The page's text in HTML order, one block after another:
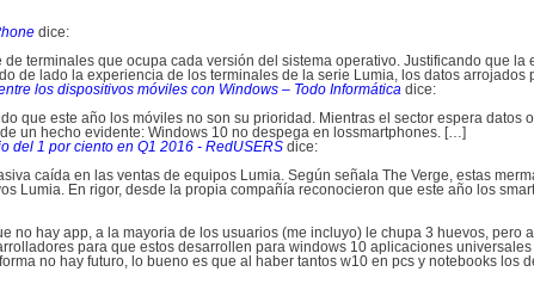
dice:
terminales que ocupa cada versión del sistema operativo. Justificando que la
de lado la experiencia de los terminales de la serie Lumia, los datos arrojados
los dispositivos móviles con Windows – Todo Informática dice:
que este año los móviles no son su prioridad. Mientras el sector espera datos
un hecho evidente: Windows 10 no despega en lossmartphones. […]
del 1 por ciento en Q1 2016 - RedUSERS dice:
caída en las ventas de equipos Lumia. Según señala The Verge, estas
Lumia. En rigor, desde la propia compañía reconocieron que este año los
no hay app, a la mayoria de los usuarios (me incluyo) le chupa 3 huevos, pero
para que estos desarrollen para windows 10 aplicaciones
no hay futuro, lo bueno es que al haber tantos w10 en pcs y notebooks los